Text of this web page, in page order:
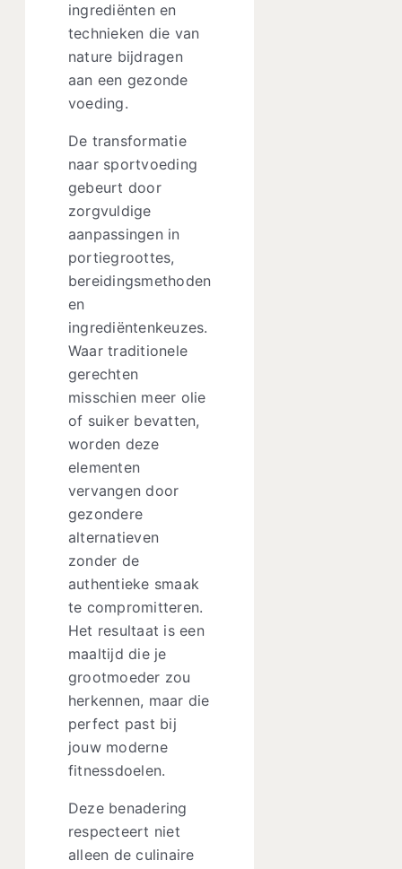
ingrediënten en
technieken die van
nature bijdragen
aan een gezonde
voeding.
De transformatie
naar sportvoeding
gebeurt door
zorgvuldige
aanpassingen in
portiegroottes,
bereidingsmethoden
en
ingrediëntenkeuzes.
Waar traditionele
gerechten
misschien meer olie
of suiker bevatten,
worden deze
elementen
vervangen door
gezondere
alternatieven
zonder de
authentieke smaak
te compromitteren.
Het resultaat is een
maaltijd die je
grootmoeder zou
herkennen, maar die
perfect past bij
jouw moderne
fitnessdoelen.
Deze benadering
respecteert niet
alleen de culinaire